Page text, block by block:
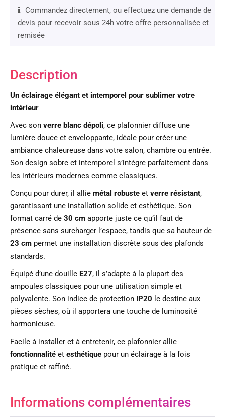
Commandez directement, ou effectuez une demande de
devis pour recevoir sous 24h votre offre personnalisée et
remisée
Description
Un éclairage élégant et intemporel pour sublimer votre
intérieur
Avec son verre blanc dépoli, ce plafonnier diffuse une
lumière douce et enveloppante, idéale pour créer une
ambiance chaleureuse dans votre salon, chambre ou entrée.
Son design sobre et intemporel s’intègre parfaitement dans
les intérieurs modernes comme classiques.
Conçu pour durer, il allie métal robuste et verre résistant,
garantissant une installation solide et esthétique. Son
format carré de 30 cm apporte juste ce qu’il faut de
présence sans surcharger l’espace, tandis que sa hauteur de
23 cm permet une installation discrète sous des plafonds
standards.
Équipé d’une douille E27, il s’adapte à la plupart des
ampoules classiques pour une utilisation simple et
polyvalente. Son indice de protection IP20 le destine aux
pièces sèches, où il apportera une touche de luminosité
harmonieuse.
Facile à installer et à entretenir, ce plafonnier allie
fonctionnalité et esthétique pour un éclairage à la fois
pratique et raffiné.
Informations complémentaires